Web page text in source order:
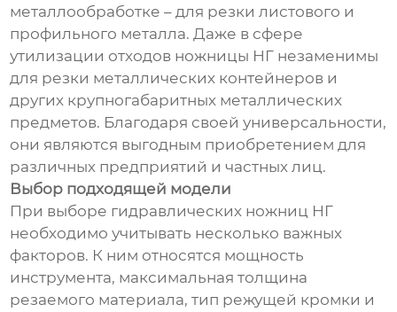
металлообработке – для резки листового и
профильного металла. Даже в сфере
утилизации отходов ножницы НГ незаменимы
для резки металлических контейнеров и
других крупногабаритных металлических
предметов. Благодаря своей универсальности,
они являются выгодным приобретением для
различных предприятий и частных лиц.
Выбор подходящей модели
При выборе гидравлических ножниц НГ
необходимо учитывать несколько важных
факторов. К ним относятся мощность
инструмента, максимальная толщина
резаемого материала, тип режущей кромки и